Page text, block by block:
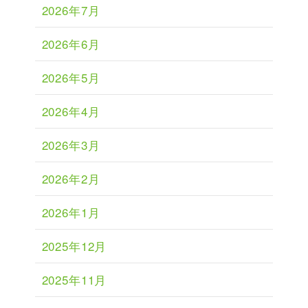
2026年7月
2026年6月
2026年5月
2026年4月
2026年3月
2026年2月
2026年1月
2025年12月
2025年11月